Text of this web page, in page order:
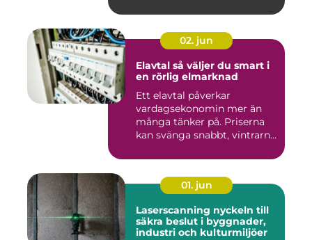
02. jun
Elavtal så väljer du smart i
en rörlig elmarknad
Ett elavtal påverkar
vardagsekonomin mer än
många tänker på. Priserna
kan svänga snabbt, vintrarna
01. jun
Laserscanning nyckeln till
säkra beslut i byggnader,
industri och kulturmiljöer